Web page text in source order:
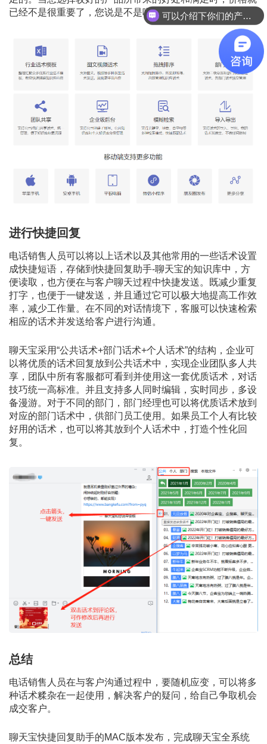
已经不是很重要了，您说是不是呢？
进行快捷回复
电话销售人员可以将以上话术以及其他常用的一些话术设置
成快捷短语，存储到快捷回复助手-聊天宝的知识库中，方
便读取，也方便在与客户聊天过程中快捷发送。既减少重复
打字，也便于一键发送，并且通过它可以极大地提高工作效
率，减少工作量。在不同的对话情境下，客服可以快速检索
相应的话术并发送给客户进行沟通。
聊天宝采用“公共话术+部门话术+个人话术”的结构，企业可
以将优质的话术回复放到公共话术中，实现企业团队多人共
享，团队中所有客服都可看到并使用这一套优质话术，对话
技巧统一高标准。并且支持多人同时编辑，实时同步，多设
备漫游。对于不同的部门，部门经理也可以将优质话术放到
对应的部门话术中，供部门员工使用。如果员工个人有比较
好用的话术，也可以将其放到个人话术中，打造个性化回
复。
总结
电话销售人员在与客户沟通过程中，要随机应变，可以将多
种话术糅杂在一起使用，解决客户的疑问，给自己争取机会
成交客户。
聊天宝快捷回复助手的MAC版本发布，完成聊天宝全系统
可以介绍下你们的产品么？